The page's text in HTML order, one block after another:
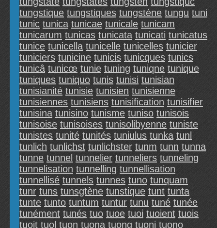
tungstique tungstiques tungstène tungu tuni
tunic tunica tunicae tunicale tunicam
tunicarum tunicas tunicata tunicati tunicatus
tunice tunicella tunicelle tunicelles tunicier
tuniciers tunicine tunicis tunicques tunics
tunicâ tunicœ tunie tuning tuniqne tunique
tuniques tuniquo tunis tunisi tunisian
tunisianité tunisie tunisien tunisienne
tunisiennes tunisiens tunisification tunisifier
tunisina tunisino tunisme tuniso tunisois
tunisoise tunisoises tunisolibyenne tuniste
tunistes tunité tunités tuniulus tunka tunl
tunlich tunlichst tunlichster tunm tunn tunna
tunne tunnel tunnelier tunneliers tunneling
tunnelisation tunnelling tunnellisation
tunnellisé tunnels tunnes tuno tunquam
tunr tuns tunsgtène tunstique tunt tunta
tunte tunto tuntum tuntur tunu tuné tunée
tunément tunés tuo tuoe tuoi tuoient tuois
tuoit tuol tuon tuona tuong tuoni tuono